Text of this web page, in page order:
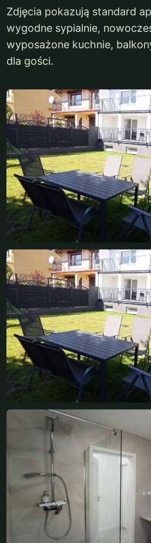
Zdjęcia pokazują standard
wygodne sypialnie,
wyposażone kuchnie,
dla gości.